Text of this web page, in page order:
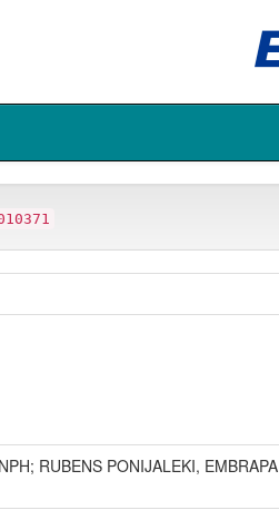
RUBENS PONIJALEKI, EMBRAPA